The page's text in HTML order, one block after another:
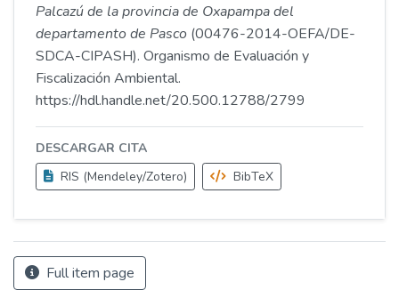
Palcazú de la provincia de Oxapampa del
departamento de Pasco (00476-2014-OEFA/DE-
SDCA-CIPASH). Organismo de Evaluación y
Fiscalización Ambiental.
https://hdl.handle.net/20.500.12788/2799
DESCARGAR CITA
RIS (Mendeley/Zotero)
BibTeX
Full item page